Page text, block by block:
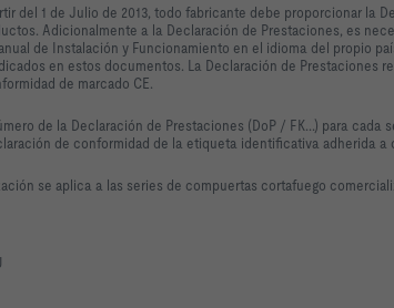
del 1 de Julio de 2013, todo fabricante debe proporcionar la
Adicionalmente a la Declaración de Prestaciones, es
de Instalación y Funcionamiento en el idioma del propio
en estos documentos. La Declaración de Prestaciones
de marcado CE.
de la Declaración de Prestaciones (DoP / FK...) para cada
de conformidad de la etiqueta identificativa adherida a
se aplica a las series de compuertas cortafuego